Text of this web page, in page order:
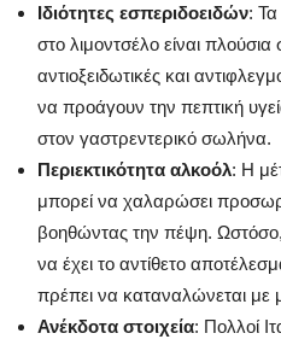
Ιδιότητες εσπεριδοειδών: Τα
στο λιμοντσέλο είναι
αντιοξειδωτικές και
να προάγουν την πεπτική
στον γαστρεντερικό σωλήνα.
Περιεκτικότητα αλκοόλ: Η
μπορεί να χαλαρώσει
βοηθώντας την πέψη.
να έχει το αντίθετο
πρέπει να καταναλώνεται με
Ανέκδοτα στοιχεία: Πολλοί